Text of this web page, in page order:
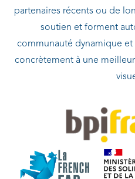
partenaires récents ou de
soutien et forment
communauté dynamique
concrètement à une